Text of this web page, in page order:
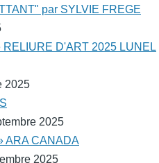
par SYLVIE FREGE
D'ART 2025 LUNEL
2025
2025
ARA CANADA
2025